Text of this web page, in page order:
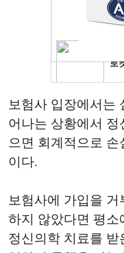
보험사 입장에서는
어나는 상황에서
으면 회계적으로
이다.
보험사에 가입을
하지 않았다면 평소
정신의학 치료를